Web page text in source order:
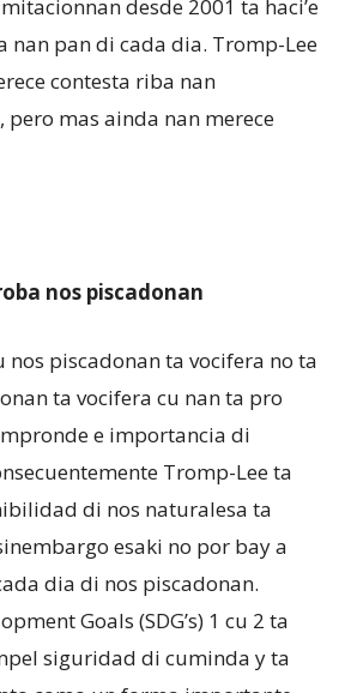
desde 2001 ta haci’e
nan pan di cada dia. Tromp-Lee
contesta riba nan
pero mas ainda nan merece
nos piscadonan
nos piscadonan ta vocifera no ta
ta vocifera cu nan ta pro
e importancia di
Tromp-Lee ta
di nos naturalesa ta
esaki no por bay a
dia di nos piscadonan.
Goals (SDG’s) 1 cu 2 ta
siguridad di cuminda y ta